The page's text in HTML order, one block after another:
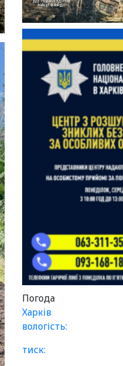
Погода
Харків
вологість:
тиск: